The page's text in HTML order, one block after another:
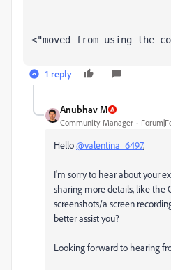
<"moved from using the
1 reply
Anubhav M
Community Manager
Hello@valentina_6497,
I'm sorry to hear about your
sharing more details, like the
screenshots/a screen
better assist you?
Looking forward to hearing